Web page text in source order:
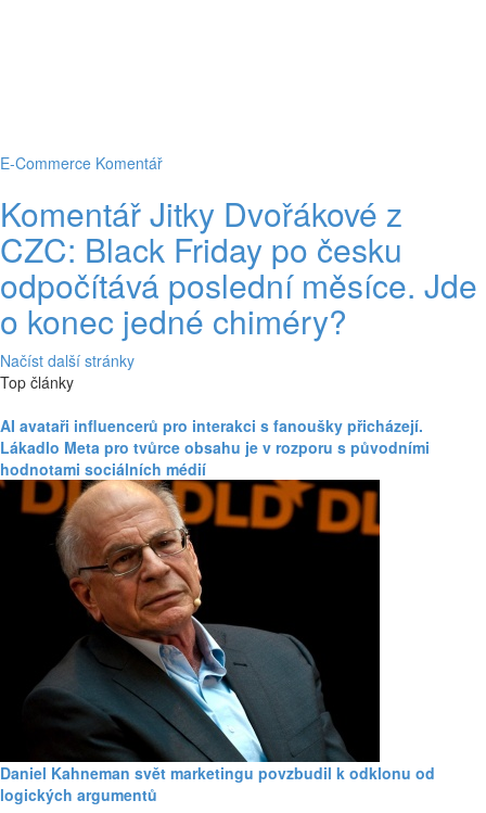
E-Commerce Komentář
Komentář Jitky Dvořákové z
CZC: Black Friday po česku
odpočítává poslední měsíce. Jde
o konec jedné chiméry?
Načíst další stránky
Top články
AI avataři influencerů pro interakci s fanoušky přicházejí.
Lákadlo Meta pro tvůrce obsahu je v rozporu s původními
hodnotami sociálních médií
Daniel Kahneman svět marketingu povzbudil k odklonu od
logických argumentů